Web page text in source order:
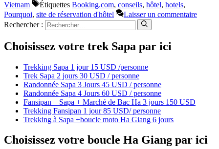
Vietnam
Étiquettes Booking.com, conseils, hôtel, hotels,
Pourquoi, site de réservation d'hôtel
Laisser un commentaire
Rechercher :
Choisissez votre trek Sapa par ici
Trekking Sapa 1 jour 15 USD /personne
Trek Sapa 2 jours 30 USD / personne
Randonnée Sapa 3 Jours 45 USD / personne
Randonnée Sapa 4 Jours 60 USD / personne
Fansipan – Sapa + Marché de Bac Ha 3 jours 150 USD
Trekking Fansipan 1 jour 85 USD/ personne
Trekking à Sapa +boucle moto Ha Giang 6 jours
Choisissez votre boucle Ha Giang par ici